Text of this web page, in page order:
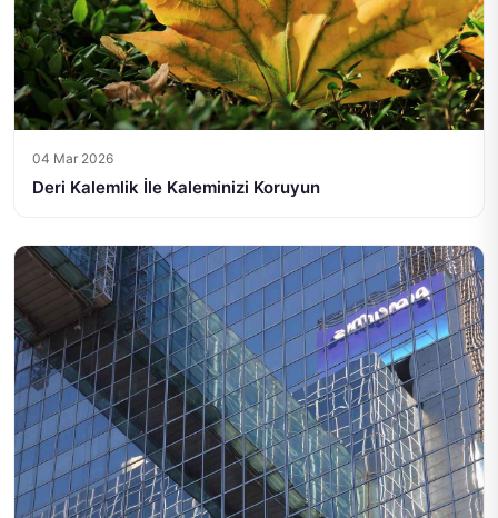
04 Mar 2026
Deri Kalemlik İle Kaleminizi Koruyun